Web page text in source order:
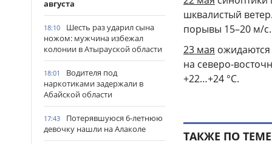
августа
18:10
Шесть раз ударил сына
ножом: мужчина избежал
колонии в Атырауской области
18:01
Водителя под
наркотиками задержали в
Абайской области
17:43
Потерявшуюся 6-летнюю
девочку нашли на Алаколе
шквалистый
порывы 15–20 м/
23 мая
на северо-
+22…+24 °С.
ТАКЖЕ ПО ТЕМЕ